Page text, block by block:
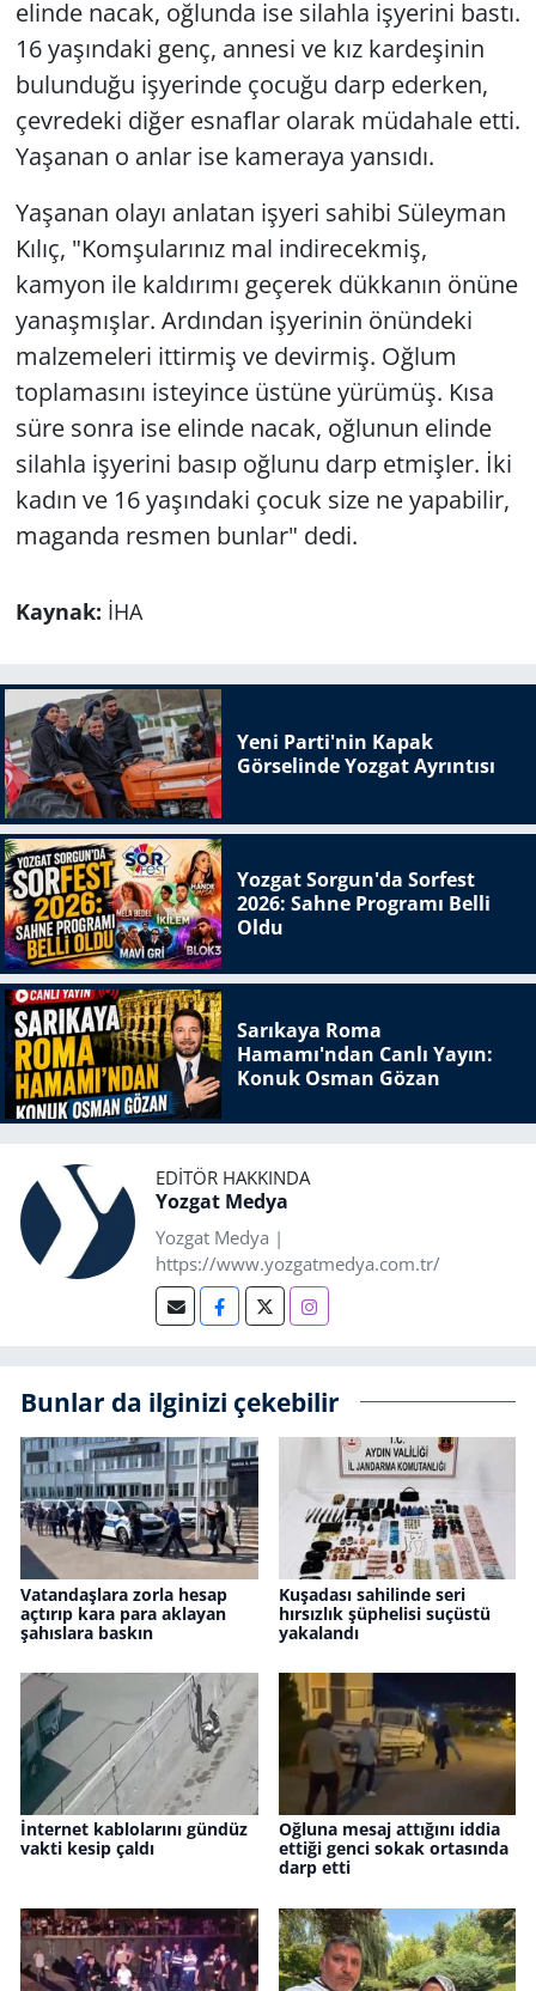
elinde nacak, oğlunda ise silahla işyerini bastı.
16 yaşındaki genç, annesi ve kız kardeşinin
bulunduğu işyerinde çocuğu darp ederken,
çevredeki diğer esnaflar olarak müdahale etti.
Yaşanan o anlar ise kameraya yansıdı.
Yaşanan olayı anlatan işyeri sahibi Süleyman
Kılıç, "Komşularınız mal indirecekmiş,
kamyon ile kaldırımı geçerek dükkanın önüne
yanaşmışlar. Ardından işyerinin önündeki
malzemeleri ittirmiş ve devirmiş. Oğlum
toplamasını isteyince üstüne yürümüş. Kısa
süre sonra ise elinde nacak, oğlunun elinde
silahla işyerini basıp oğlunu darp etmişler. İki
kadın ve 16 yaşındaki çocuk size ne yapabilir,
maganda resmen bunlar" dedi.
Kaynak: İHA
Yeni Parti'nin Kapak
Görselinde Yozgat Ayrıntısı
Yozgat Sorgun'da Sorfest
2026: Sahne Programı Belli
Oldu
Sarıkaya Roma
Hamamı'ndan Canlı Yayın:
Konuk Osman Gözan
EDITÖR HAKKINDA
Yozgat Medya
Yozgat Medya |
https://www.yozgatmedya.com.tr/
Bunlar da ilginizi çekebilir
Vatandaşlara zorla hesap
açtırıp kara para aklayan
şahıslara baskın
Kuşadası sahilinde seri
hırsızlık şüphelisi suçüstü
yakalandı
İnternet kablolarını gündüz
vakti kesip çaldı
Oğluna mesaj attığını iddia
ettiği genci sokak ortasında
darp etti